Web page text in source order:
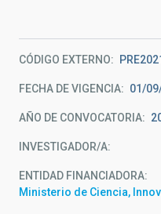
CÓDIGO EXTERNO
FECHA DE VIGENCIA 01/
AÑO DE CONVOCATORIA
INVESTIGADOR/A
ENTIDAD FINANCIADORA
Ministerio de Ciencia,